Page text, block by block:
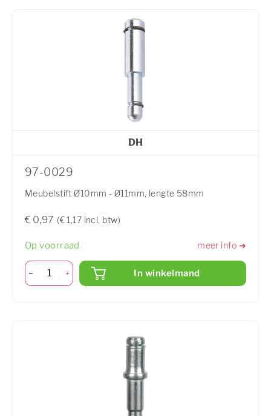
DH
97-0029
Meubelstift Ø10mm - Ø11mm, lengte 58mm
€ 0,97 (€ 1,17 incl. btw)
Op voorraad meer info ➜
In winkelmand